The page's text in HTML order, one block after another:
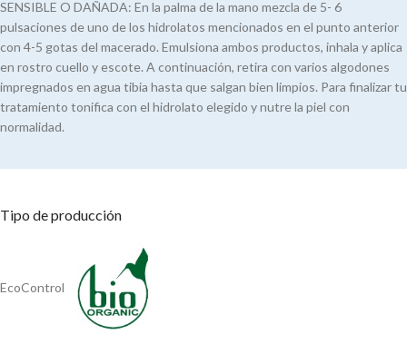
SENSIBLE O DAÑADA: En la palma de la mano mezcla de 5- 6
pulsaciones de uno de los hidrolatos mencionados en el punto anterior
con 4-5 gotas del macerado. Emulsiona ambos productos, inhala y aplica
en rostro cuello y escote. A continuación, retira con varios algodones
impregnados en agua tibia hasta que salgan bien limpios. Para finalizar tu
tratamiento tonifica con el hidrolato elegido y nutre la piel con
normalidad.
Tipo de producción
EcoControl